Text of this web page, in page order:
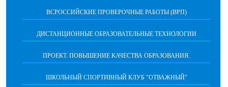
ВСРОССИЙСКИЕ ПРОВЕРОЧНЫЕ РАБОТЫ (ВРП)
ДИСТАНЦИОННЫЕ ОБРАЗОВАТЕЛЬНЫЕ ТЕХНОЛОГИИ
ПРОЕКТ. ПОВЫШЕНИЕ КАЧЕСТВА ОБРАЗОВАНИЯ.
ШКОЛЬНЫЙ СПОРТИВНЫЙ КЛУБ "ОТВАЖНЫЙ"